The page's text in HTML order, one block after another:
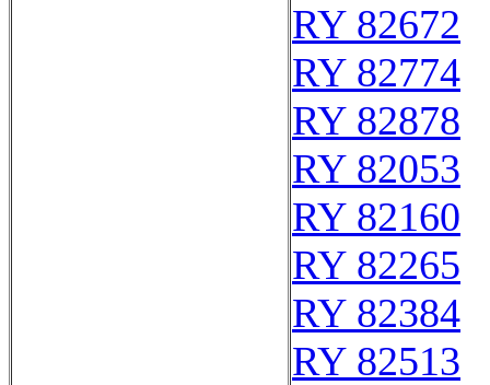
RY 82672
RY 82774
RY 82878
RY 82053
RY 82160
RY 82265
RY 82384
RY 82513